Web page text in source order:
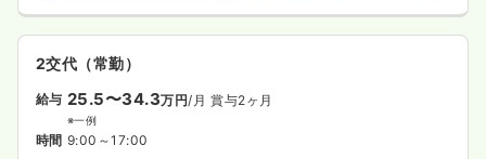
2交代（常勤）
給与 25.5〜34.3万円/月 賞与2ヶ月
※一例
時間 9:00～17:00